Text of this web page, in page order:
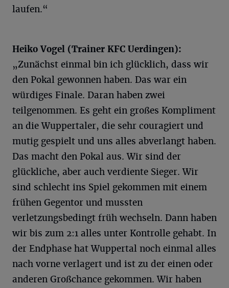
laufen.“
Heiko Vogel (Trainer KFC Uerdingen):
„Zunächst einmal bin ich glücklich, dass wir
den Pokal gewonnen haben. Das war ein
würdiges Finale. Daran haben zwei
teilgenommen. Es geht ein großes Kompliment
an die Wuppertaler, die sehr couragiert und
mutig gespielt und uns alles abverlangt haben.
Das macht den Pokal aus. Wir sind der
glückliche, aber auch verdiente Sieger. Wir
sind schlecht ins Spiel gekommen mit einem
frühen Gegentor und mussten
verletzungsbedingt früh wechseln. Dann haben
wir bis zum 2:1 alles unter Kontrolle gehabt. In
der Endphase hat Wuppertal noch einmal alles
nach vorne verlagert und ist zu der einen oder
anderen Großchance gekommen. Wir haben